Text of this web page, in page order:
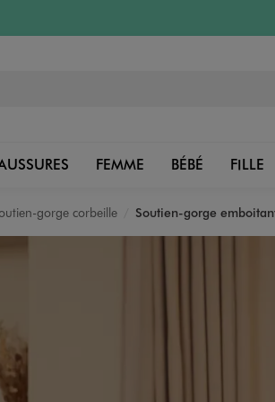
FEMME BÉBÉ FILLE
gorge corbeille Soutien-gorge